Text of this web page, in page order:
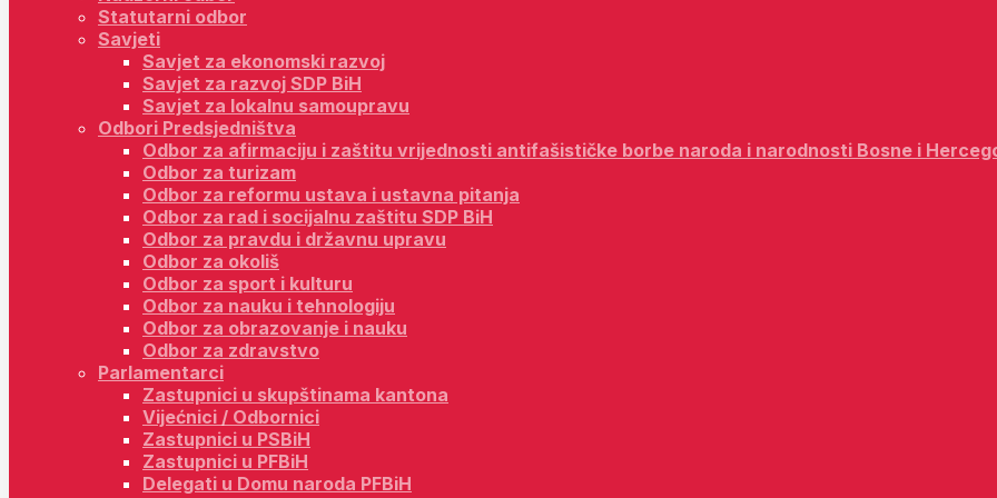
Statutarni odbor
Savjeti
Savjet za ekonomski razvoj
Savjet za razvoj SDP BiH
Savjet za lokalnu samoupravu
Odbori Predsjedništva
Odbor za afirmaciju i zaštitu vrijednosti antifašističke borbe naroda i narodnosti Bosne i
Odbor za turizam
Odbor za reformu ustava i ustavna pitanja
Odbor za rad i socijalnu zaštitu SDP BiH
Odbor za pravdu i državnu upravu
Odbor za okoliš
Odbor za sport i kulturu
Odbor za nauku i tehnologiju
Odbor za obrazovanje i nauku
Odbor za zdravstvo
Parlamentarci
Zastupnici u skupštinama kantona
Vijećnici / Odbornici
Zastupnici u PSBiH
Zastupnici u PFBiH
Delegati u Domu naroda PFBiH